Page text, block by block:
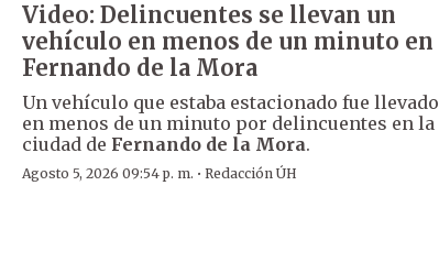
Video: Delincuentes se llevan un
vehículo en menos de un minuto en
Fernando de la Mora
Un vehículo que estaba estacionado fue llevado
en menos de un minuto por delincuentes en la
ciudad de Fernando de la Mora.
Agosto 5, 2026 09:54 p. m. ·Redacción ÚH